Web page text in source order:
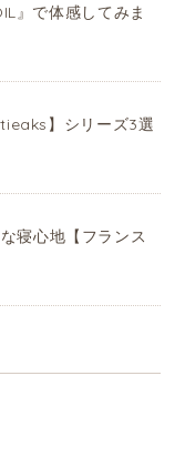
』で体感してみま
】シリーズ3選
寝心地【フランス